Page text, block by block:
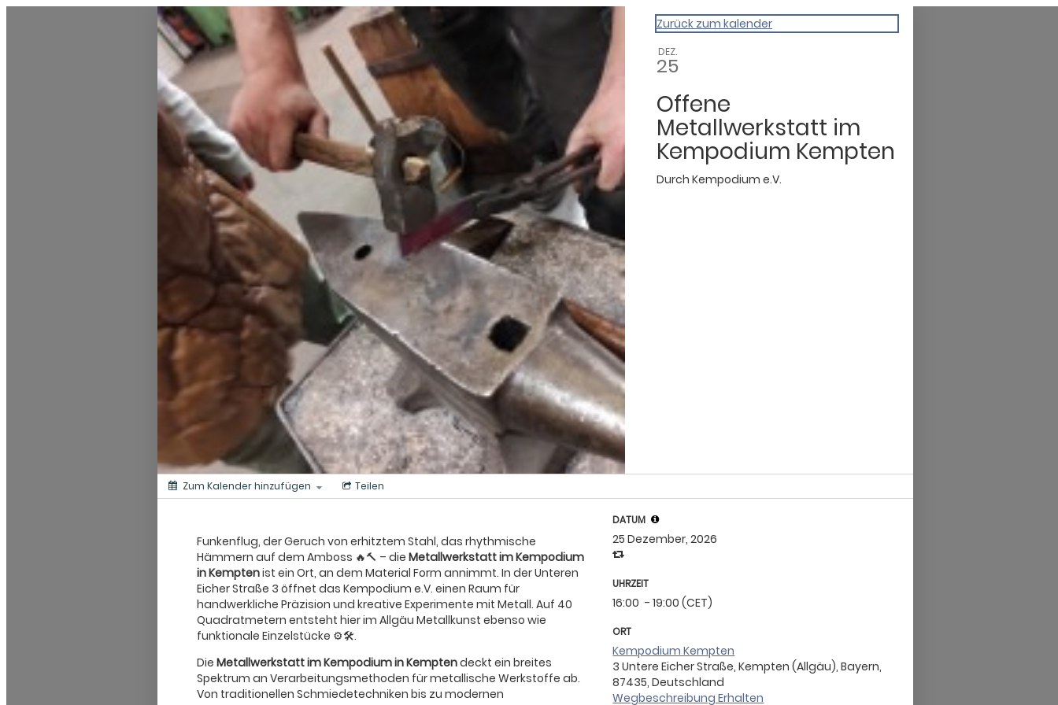
0831 - das Kemptener Stadtmagazin Zurück zum kalender
DEZ.
25
Offene
Metallwerkstatt im
Kempodium Kempten
Durch Kempodium e.V.
Zum Kalender hinzufügen Teilen
Funkenflug, der Geruch von erhitztem Stahl, das rhythmische
Hämmern auf dem Amboss 🔥🔨 – die Metallwerkstatt im Kempodium
in Kemptenist ein Ort, an dem Material Form annimmt. In der Unteren
Eicher Straße 3 öffnet das Kempodium e.V. einen Raum für
handwerkliche Präzision und kreative Experimente mit Metall. Auf 40
Quadratmetern entsteht hier im Allgäu Metallkunst ebenso wie
funktionale Einzelstücke ⚙️🛠️.
Die Metallwerkstatt im Kempodium in Kemptendeckt ein breites
Spektrum an Verarbeitungsmethoden für metallische Werkstoffe ab.
Von traditionellen Schmiedetechniken bis zu modernen
DATUM
25 Dezember, 2026
UHRZEIT
16:00 - 19:00 (CET)
ORT
Kempodium Kempten
3 Untere Eicher Straße, Kempten (Allgäu), Bayern,
87435, Deutschland
Wegbeschreibung Erhalten